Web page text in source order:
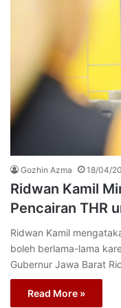
Gozhin Azma 18/04/
Ridwan Kamil
Pencairan THR
Ridwan Kamil
boleh berlama-lama
Gubernur Jawa Barat
Read More »